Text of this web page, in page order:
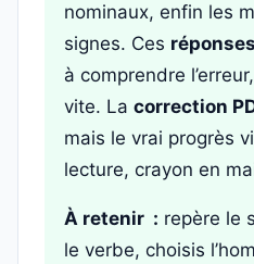
nominaux, enfin les
signes. Ces
à comprendre
vite. La correction
mais le vrai progrès
lecture, crayon en
À retenir : repère le
le verbe, choisis